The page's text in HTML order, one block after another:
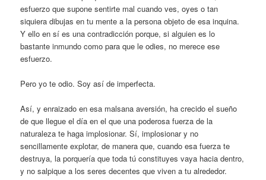
esfuerzo que supone sentirte mal cuando ves, oyes o tan
siquiera dibujas en tu mente a la persona objeto de esa inquina.
Y ello en sí es una contradicción porque, si alguien es lo
bastante inmundo como para que le odies, no merece ese
esfuerzo.
Pero yo te odio. Soy así de imperfecta.
Así, y enraizado en esa malsana aversión, ha crecido el sueño
de que llegue el día en el que una poderosa fuerza de la
naturaleza te haga implosionar. Sí, implosionar y no
sencillamente explotar, de manera que, cuando esa fuerza te
destruya, la porquería que toda tú constituyes vaya hacia dentro,
y no salpique a los seres decentes que viven a tu alrededor.